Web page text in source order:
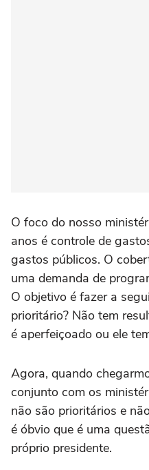
O foco do nosso
anos é controle de
gastos públicos. O
uma demanda de
O objetivo é fazer a
prioritário? Não tem
é aperfeiçoado ou ele
Agora, quando
conjunto com os
não são prioritários e
é óbvio que é uma
próprio presidente.